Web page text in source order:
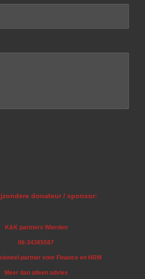
donateur / sponsor:
K&K partners Wierden
06-34385587
partner voor Finance en HRM
Meer dan alleen advies